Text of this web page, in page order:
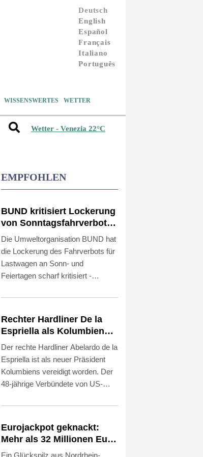
Deutsch
English
Español
Français
Italiano
Português
WISSENSWERTES WETTER
Wetter - Venezia 22°C
EMPFOHLEN
BUND kritisiert Lockerung
von Sonntagsfahrverbot
für Lkw - BDI begrüßt es
Die Umweltorganisation BUND hat
die Lockerung des Fahrverbots für
Lastwagen an Sonn- und
Feiertagen scharf kritisiert -
Bundesverband der Deutschen
Lösung, wegen des
Niedrigwassers in Flüssen "den
Schiffstransport jetzt durch
hunderte oder tausende Lkw-
Fahrten zu ersetzen", sagte der
BUND-Chef Olaf Bandt der
"Menschen und Klima" belasten.
Rechter Hardliner De la
Espriella als Kolumbiens
Präsident vereidigt
Der rechte Hardliner Abelardo de la
Espriella ist als neuer Präsident
Kolumbiens vereidigt worden. Der
48-jährige Verbündete von US-
Freitag in der
Großstadt Cali den Amtseid ab und
trat damit die Nachfolge des linken
Eurojackpot geknackt:
Mehr als 32 Millionen Euro
gehen nach Nordrhein-
Ein Glückspilz aus Nordrhein-